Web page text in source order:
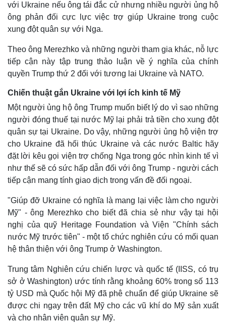
Thế giới
Quan sát
Cuộc sống đó đây
Hồ sơ
Multimedia
Video
Ảnh
E-Magazine
với Ukraine nếu ông tái đắc cử nhưng nhiều người ủng hộ
ông phản đối cực lực việc trợ giúp Ukraine trong cuộc
xung đột quân sự với Nga.
Theo ông Merezhko và những người tham gia khác, nỗ lực
tiếp cận này tập trung thảo luận về ý nghĩa của chính
quyền Trump thứ 2 đối với tương lai Ukraine và NATO.
Chiến thuật gắn Ukraine với lợi ích kinh tế Mỹ
Một người ủng hộ ông Trump muốn biết lý do vì sao những
người đóng thuế tại nước Mỹ lại phải trả tiền cho xung đột
quân sự tại Ukraine. Do vậy, những người ủng hộ viện trợ
cho Ukraine đã hối thúc Ukraine và các nước Baltic hãy
đặt lời kêu gọi viện trợ chống Nga trong góc nhìn kinh tế vì
như thế sẽ có sức hấp dẫn đối với ông Trump - người cách
tiếp cận mang tính giao dịch trong vấn đề đối ngoại.
"Giúp đỡ Ukraine có nghĩa là mang lại việc làm cho người
Mỹ" - ông Merezhko cho biết đã chia sẻ như vậy tại hội
nghị của quỹ Heritage Foundation và Viện "Chính sách
nước Mỹ trước tiên" - một tổ chức nghiên cứu có mối quan
hệ thân thiện với ông Trump ở Washington.
Trung tâm Nghiên cứu chiến lược và quốc tế (IISS, có trụ
sở ở Washington) ước tính rằng khoảng 60% trong số 113
tỷ USD mà Quốc hội Mỹ đã phê chuẩn để giúp Ukraine sẽ
được chi ngay trên đất Mỹ cho các vũ khí do Mỹ sản xuất
và cho nhân viên quân sự Mỹ.